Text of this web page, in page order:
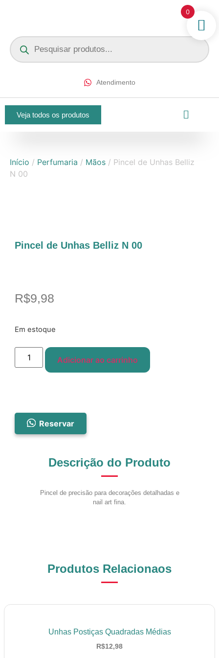
Atendimento
Veja todos os produtos
Início / Perfumaria / Mãos / Pincel de Unhas Belliz
N 00
Pincel de Unhas Belliz N 00
R$9,98
Em estoque
Adicionar ao carrinho
Reservar
Descrição do Produto
Pincel de precisão para decorações detalhadas e
nail art fina.
Produtos Relacionaos
Unhas Postiças Quadradas Médias
R$12,98
0